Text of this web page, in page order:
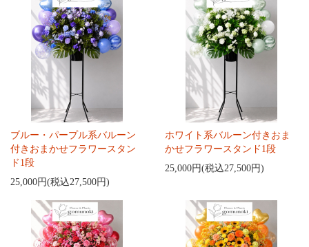
ブルー・パープル系バルーン
付きおまかせフラワースタン
ド1段
25,000円(税込27,500円)
ホワイト系バルーン付きおま
かせフラワースタンド1段
25,000円(税込27,500円)